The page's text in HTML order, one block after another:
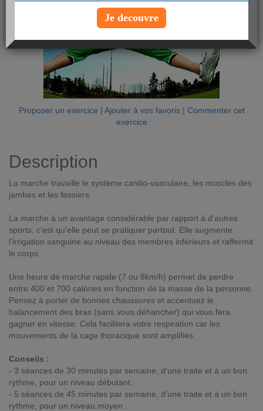
Proposer un exercice | Ajouter à vos favoris| Commenter cet
exercice
Description
La marche travaille le système cardio-vasculaire, les muscles des
jambes et les fessiers.
La marche à un avantage considérable par rapport à d'autres
sports, c'est qu'elle peut se pratiquer partout. Elle augmente
l'irrigation sanguine au niveau des membres inférieurs et raffermit
le corps.
Une heure de marche rapide (7 ou 8km/h) permet de perdre
entre 400 et 700 calories en fonction de la masse de la personne.
Pensez à porter de bonnes chaussures et accentuez le
balancement des bras (sans vous déhancher) qui vous fera
gagner en vitesse. Cela facilitera votre respiration car les
mouvements de la cage thoracique sont amplifiés.
Conseils :
- 3 séances de 30 minutes par semaine, d'une traite et à un bon
rythme, pour un niveau débutant.
- 5 séances de 45 minutes par semaine, d'une traite et à un bon
rythme, pour un niveau moyen.
Je decouvre